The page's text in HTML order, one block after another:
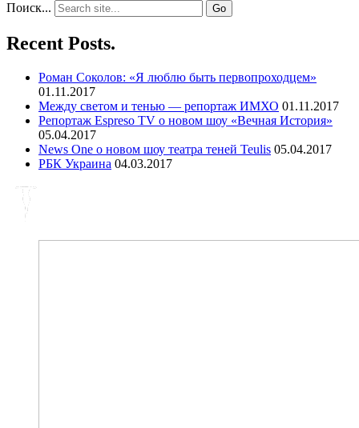
Поиск...
Recent Posts.
Роман Соколов: «Я люблю быть первопроходцем»
01.11.2017
Между светом и тенью — репортаж ИМХО 01.11.2017
Репортаж Espreso TV о новом шоу «Вечная История»
05.04.2017
News One о новом шоу театра теней Teulis 05.04.2017
РБК Украина 04.03.2017